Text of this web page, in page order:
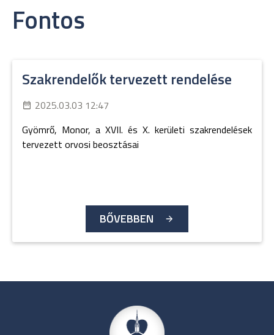
Fontos
Szakrendelők tervezett rendelése
2025.03.03 12:47
Gyömrő, Monor, a XVII. és X. kerületi szakrendelések
tervezett orvosi beosztásai
BŐVEBBEN